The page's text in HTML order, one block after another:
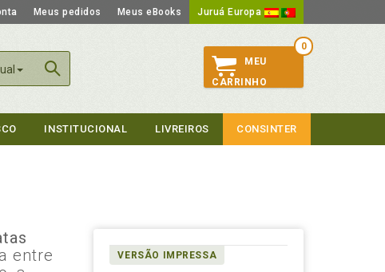
Meus pedidos Meus eBooks Juruá Europa
0
MEU
CARRINHO
INSTITUCIONAL LIVREIROS CONSINTER
entre
VERSÃO IMPRESSA